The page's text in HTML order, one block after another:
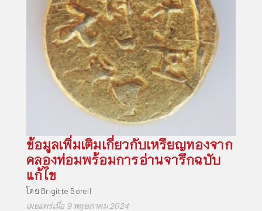
ข้อมูลเพิ่มเติมเกี่ยวกับเหรียญทองจาก
คลองท่อมพร้อมการอ่านจารึกฉบับ
แก้ไข
โดย Brigitte Borell
เผยแพร่เมื่อ 9 พฤษภาคม 2024